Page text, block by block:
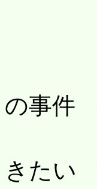
・「
・故
・偽
の事件
・多
きたい